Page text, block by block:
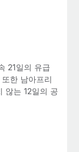
21일의 유급
한 남아프리
않는 12일의 공